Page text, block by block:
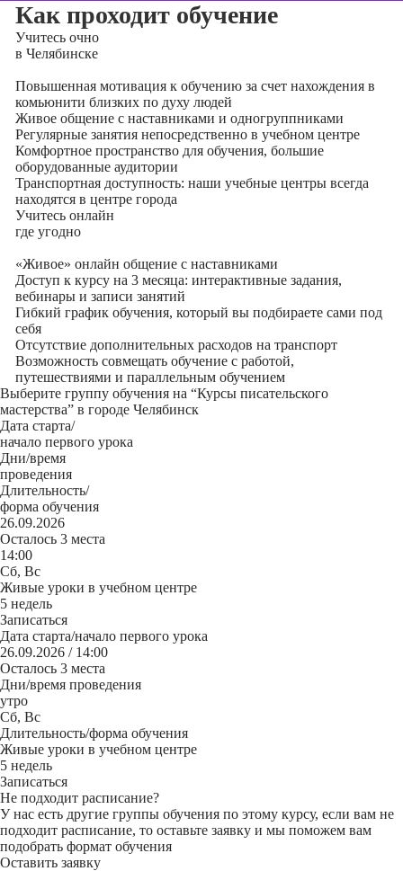
Как проходит обучение
Учитесь очно
в Челябинске
Повышенная мотивация к обучению за счет нахождения в
комьюнити близких по духу людей
Живое общение с наставниками и одногруппниками
Регулярные занятия непосредственно в учебном центре
Комфортное пространство для обучения, большие
оборудованные аудитории
Транспортная доступность: наши учебные центры всегда
находятся в центре города
Учитесь онлайн
где угодно
«Живое» онлайн общение с наставниками
Доступ к курсу на 3 месяца: интерактивные задания,
вебинары и записи занятий
Гибкий график обучения, который вы подбираете сами под
себя
Отсутствие дополнительных расходов на транспорт
Возможность совмещать обучение с работой,
путешествиями и параллельным обучением
Выберите группу обучения на “Курсы писательского
мастерства” в городе Челябинск
Дата старта/
начало первого урока
Дни/время
проведения
Длительность/
форма обучения
26.09.2026
Осталось 3 места
14:00
Сб, Вс
Живые уроки в учебном центре
5 недель
Записаться
Дата старта/начало первого урока
26.09.2026 / 14:00
Осталось 3 места
Дни/время проведения
утро
Сб, Вс
Длительность/форма обучения
Живые уроки в учебном центре
5 недель
Записаться
Не подходит расписание?
У нас есть другие группы обучения по этому курсу, если вам не
подходит расписание, то оставьте заявку и мы поможем вам
подобрать формат обучения
Оставить заявку